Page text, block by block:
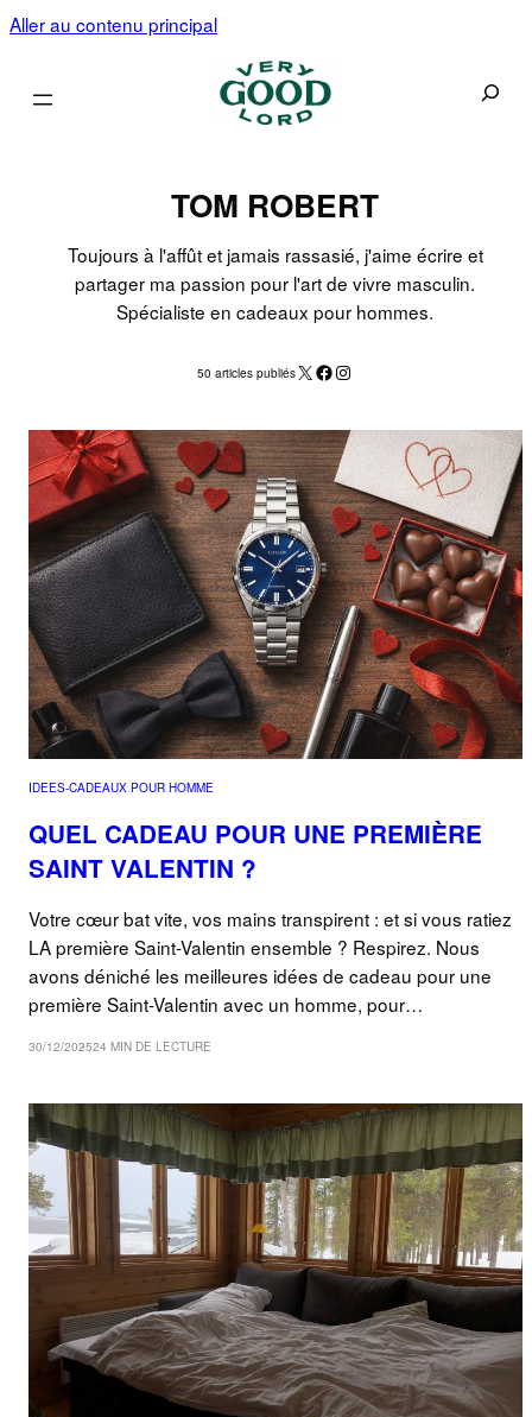
Aller au contenu principal
TOM ROBERT
Toujours à l'affût et jamais rassasié, j'aime écrire et
partager ma passion pour l'art de vivre masculin.
Spécialiste en cadeaux pour hommes.
50 articles publiésX Facebook
Instagram
IDEES-CADEAUX POUR HOMME
QUEL CADEAU POUR UNE PREMIÈRE
SAINT VALENTIN ?
Votre cœur bat vite, vos mains transpirent : et si vous ratiez
LA première Saint-Valentin ensemble ? Respirez. Nous
avons déniché les meilleures idées de cadeau pour une
première Saint-Valentin avec un homme, pour…
30/12/202524 MIN DE LECTURE